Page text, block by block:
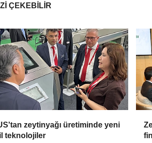
ÇEKEBILIR
zeytinyağı üretiminde yeni
teknolojiler